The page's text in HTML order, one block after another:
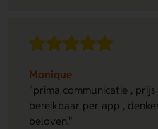
Monique
"prima communicatie ,
bereikbaar per app ,
beloven."